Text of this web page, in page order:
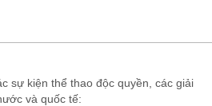
sự kiện thể thao độc quyền, các giải
và quốc tế: